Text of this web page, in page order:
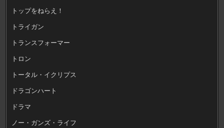
トップをねらえ！
トライガン
トランスフォーマー
トロン
トータル・イクリプス
ドラゴンハート
ドラマ
ノー・ガンズ・ライフ